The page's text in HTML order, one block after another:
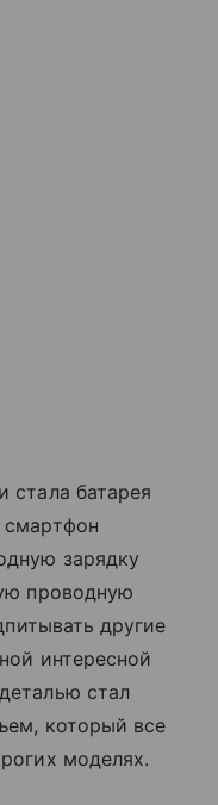
стала батарея
зарядку
проводную
другие
интересной
стал
который все
моделях.